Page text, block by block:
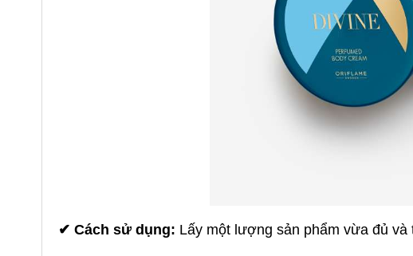
✔ Cách sử dụng: Lấy một lượng sản phẩm vừa đủ và